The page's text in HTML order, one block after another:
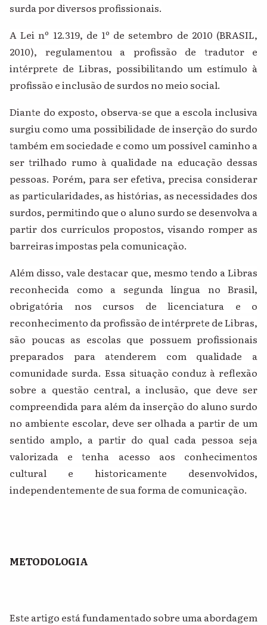
surda por diversos profissionais.
A Lei nº 12.319, de 1º de setembro de 2010 (BRASIL,
2010), regulamentou a profissão de tradutor e
intérprete de Libras, possibilitando um estímulo à
profissão e inclusão de surdos no meio social.
Diante do exposto, observa-se que a escola inclusiva
surgiu como uma possibilidade de inserção do surdo
também em sociedade e como um possível caminho a
ser trilhado rumo à qualidade na educação dessas
pessoas. Porém, para ser efetiva, precisa considerar
as particularidades, as histórias, as necessidades dos
surdos, permitindo que o aluno surdo se desenvolva a
partir dos currículos propostos, visando romper as
barreiras impostas pela comunicação.
Além disso, vale destacar que, mesmo tendo a Libras
reconhecida como a segunda língua no Brasil,
obrigatória nos cursos de licenciatura e o
reconhecimento da profissão de intérprete de Libras,
são poucas as escolas que possuem profissionais
preparados para atenderem com qualidade a
comunidade surda. Essa situação conduz à reflexão
sobre a questão central, a inclusão, que deve ser
compreendida para além da inserção do aluno surdo
no ambiente escolar, deve ser olhada a partir de um
sentido amplo, a partir do qual cada pessoa seja
valorizada e tenha acesso aos conhecimentos
cultural e historicamente desenvolvidos,
independentemente de sua forma de comunicação.
METODOLOGIA
Este artigo está fundamentado sobre uma abordagem